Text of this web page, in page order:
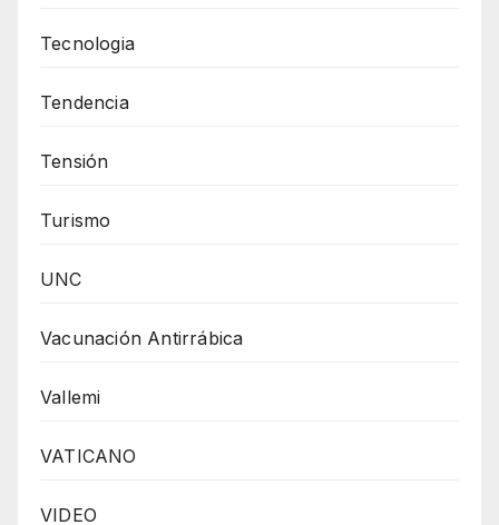
Tecnologia
Tendencia
Tensión
Turismo
UNC
Vacunación Antirrábica
Vallemi
VATICANO
VIDEO